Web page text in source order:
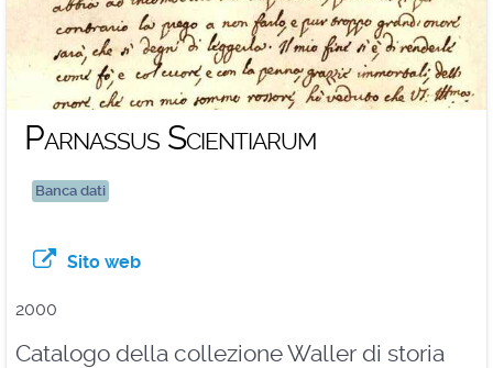
Parnassus Scientiarum
Banca dati
Sito web
2000
Catalogo della collezione Waller di storia